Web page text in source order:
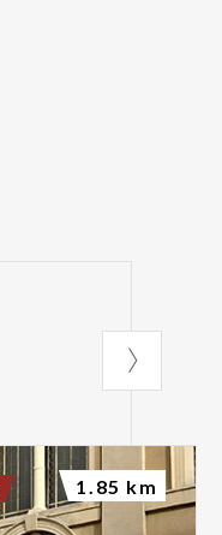
1.85 km